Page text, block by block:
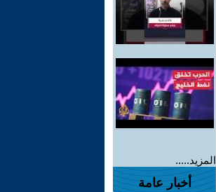
المزيد.....
أخبار عامة